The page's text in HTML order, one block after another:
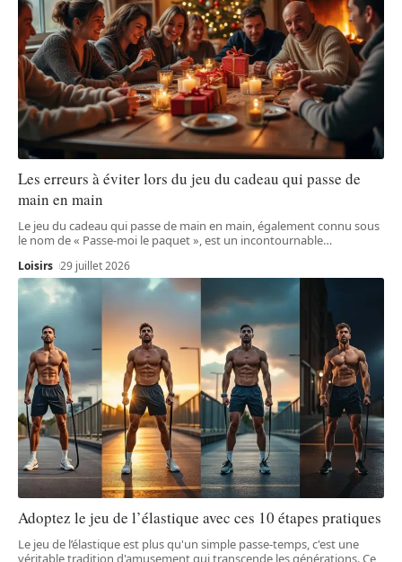
Les erreurs à éviter lors du jeu du cadeau qui passe de
main en main
Le jeu du cadeau qui passe de main en main, également connu sous
le nom de « Passe-moi le paquet », est un incontournable…
Loisirs 29 juillet 2026
Adoptez le jeu de l’élastique avec ces 10 étapes pratiques
Le jeu de l’élastique est plus qu'un simple passe-temps, c'est une
véritable tradition d'amusement qui transcende les générations. Ce